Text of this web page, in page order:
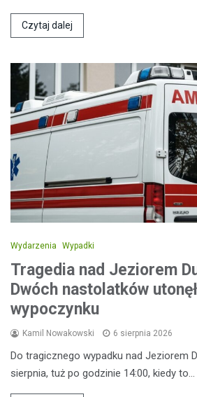
Czytaj dalej
Wydarzenia Wypadki
Tragedia nad Jeziorem
Dwóch nastolatków
wypoczynku
Kamil Nowakowski 6 sierpnia 2026
Do tragicznego wypadku nad Jeziorem
sierpnia, tuż po godzinie 14:00, kiedy to…